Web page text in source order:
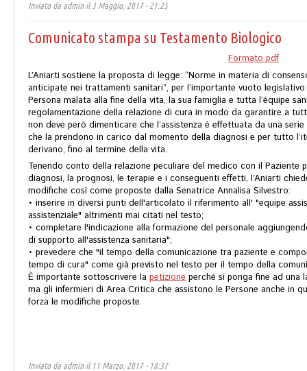
Inviato da adminil 3 Maggio, 2017 - 21:25
Comunicato stampa su Testamento Biologico
Formato pdf
L’Aniarti sostiene la proposta di legge: “Norme in materia di
anticipate nei trattamenti sanitari”, per l’importante vuoto
Persona malata alla fine della vita, la sua famiglia e tutta l’équipe
regolamentazione della relazione di cura in modo da garantire a
non deve però dimenticare che l’assistenza è effettuata da una
che la prendono in carico dal momento della diagnosi e per tutto
derivano, fino al termine della vita.
Tenendo conto della relazione peculiare del medico con il Paziente
diagnosi, la prognosi, le terapie e i conseguenti effetti, l’Aniarti
modifiche così come proposte dalla Senatrice Annalisa Silvestro:
• inserire in diversi punti dell'articolato il riferimento all' "equipe
assistenziale" altrimenti mai citati nel testo;
• completare l'indicazione alla formazione del personale
di supporto all'assistenza sanitaria";
• prevedere che "il tempo della comunicazione tra paziente e
tempo di cura" come già previsto nel testo per il tempo della
È importante sottoscrivere la petizione perché si ponga fine ad una
ma gli infermieri di Area Critica che assistono le Persone anche in
forza le modifiche proposte.
Inviato da adminil 11 Marzo, 2017 - 18:37